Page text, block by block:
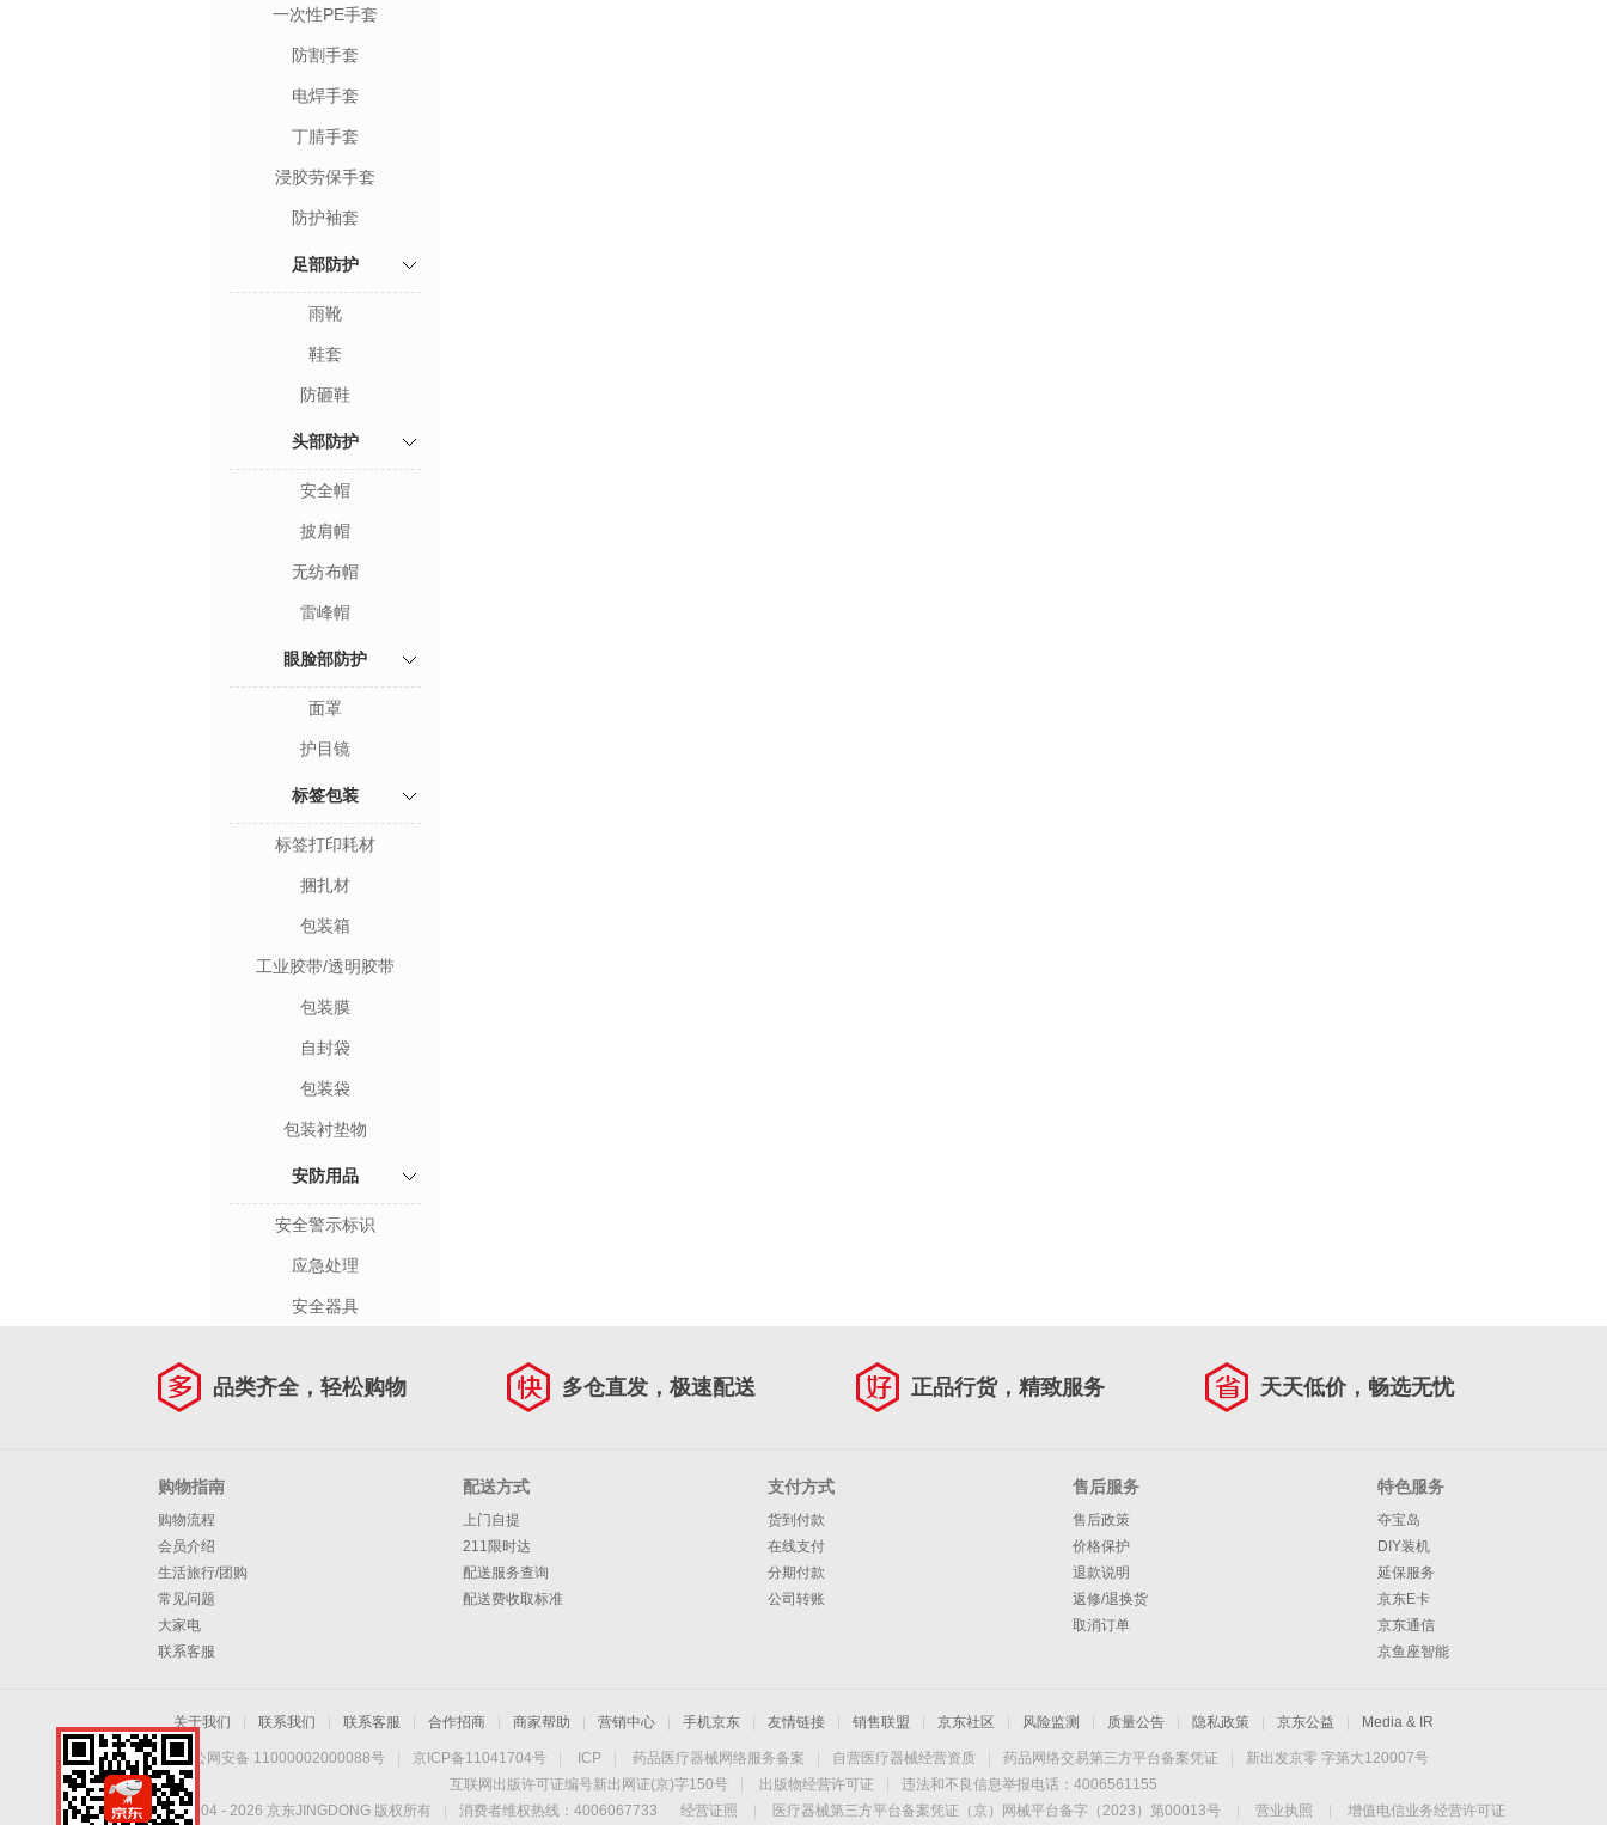
一次性PE手套
防割手套
电焊手套
丁腈手套
浸胶劳保手套
防护袖套
足部防护
雨靴
鞋套
防砸鞋
头部防护
安全帽
披肩帽
无纺布帽
雷峰帽
眼脸部防护
面罩
护目镜
标签包装
标签打印耗材
捆扎材
包装箱
工业胶带/透明胶带
包装膜
自封袋
包装袋
包装衬垫物
安防用品
安全警示标识
应急处理
安全器具
品类齐全，轻松购物 多仓直发，极速配送 正品行货，精致服务 天天低价，畅选无忧
购物指南
购物流程
会员介绍
生活旅行/团购
常见问题
大家电
联系客服
配送方式
上门自提
211限时达
配送服务查询
配送费收取标准
支付方式
货到付款
在线支付
分期付款
公司转账
售后服务
售后政策
价格保护
退款说明
返修/退换货
取消订单
特色服务
夺宝岛
DIY装机
延保服务
京东E卡
京东通信
京鱼座智能
关于我们 联系我们 联系客服 合作招商 商家帮助 营销中心 手机京东 友情链接 销售联盟 京东社区 风险监测 质量公告 隐私政策 京东公益 Media & IR
京公网安备 11000002000088号 京ICP备11041704号 ICP 药品医疗器械网络服务备案 自营医疗器械经营资质 药品网络交易第三方平台备案凭证
新出发京零 字第大120007号
互联网出版许可证编号新出网证(京)字150号
出版物经营许可证
违法和不良信息举报电话：4006561155
Copyright © 2004 - 2026 京东JINGDONG 版权所有 消费者维权热线：4006067733 经营证照 医疗器械第三方平台备案凭证（京）网械平台备字（2023）第00013号 营业执照 增值电信业务经营许可证